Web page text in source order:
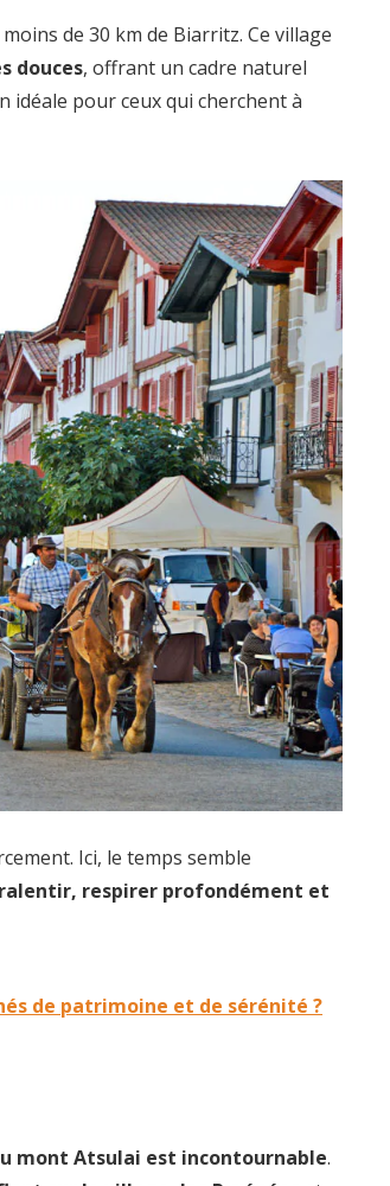
de 30 km de Biarritz. Ce village
douces, offrant un cadre naturel
idéale pour ceux qui cherchent à
Ici, le temps semble
respirer profondément et
de patrimoine et de sérénité ?
mont Atsulai est incontournable.